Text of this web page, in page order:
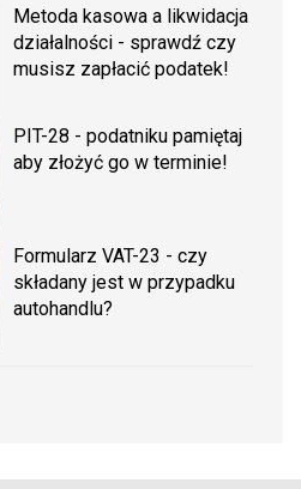
Metoda kasowa a likwidacja
działalności - sprawdź czy
musisz zapłacić podatek!
PIT-28 - podatniku pamiętaj
aby złożyć go w terminie!
Formularz VAT-23 - czy
składany jest w przypadku
autohandlu?